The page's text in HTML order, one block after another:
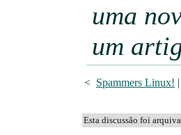
uma
um
< Spammers Linux! |
Esta discussão foi